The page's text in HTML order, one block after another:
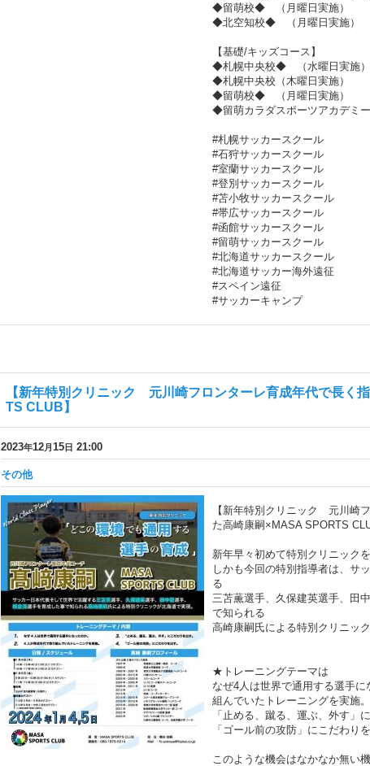
◆留萌校◆ （月曜日実施）
◆北空知校◆ （月曜日実施）
【基礎/キッズコース】
◆札幌中央校◆ （水曜日実施）
◆札幌中央校（木曜日実施）
◆留萌校◆ （月曜日実施）
◆留萌カラダスポーツアカデミ
#札幌サッカースクール
#石狩サッカースクール
#室蘭サッカースクール
#登別サッカースクール
#苫小牧サッカースクール
#帯広サッカースクール
#函館サッカースクール
#留萌サッカースクール
#北海道サッカースクール
#北海道サッカー海外遠征
#スペイン遠征
#サッカーキャンプ
【新年特別クリニック 元川崎フロンターレ育成年代で長く
TS CLUB】
2023年12月 15日 21:00
その他
【新年特別クリニック 元川崎
た高崎康嗣×MASA SPORTS
新年早々初めて特別クリニック
しかも今回の特別指導者は、サ
る
三苫薫選手、久保建英選手、田
で知られる
高崎康嗣氏による特別クリニック
★トレーニングテーマは
なぜ4人は世界で通用する選手
組んでいたトレーニングを実施。
「止める、蹴る、運ぶ、外す」
「ゴール前の攻防」にこだわりを
このような機会はなかなか無い